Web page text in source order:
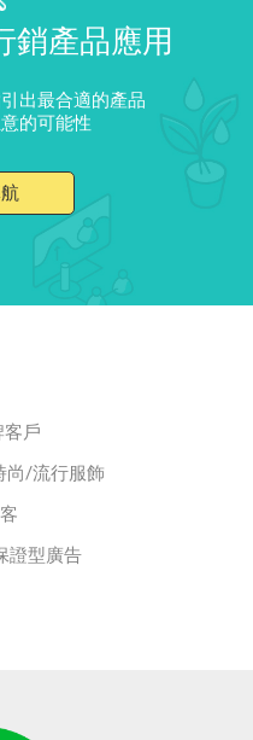
銷產品應用
出最合適的產品
的可能性
客戶
尚/流行服飾
證型廣告